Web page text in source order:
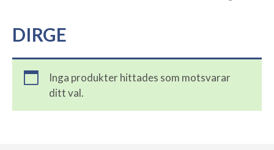
DIRGE
Inga produkter hittades som motsvarar
ditt val.